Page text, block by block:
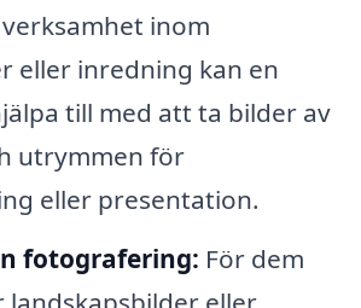
inom
eller inredning kan en
till med att ta bilder av
utrymmen för
eller presentation.
fotografering: För dem